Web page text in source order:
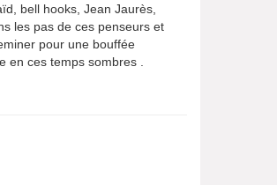
bell hooks, Jean Jaurès,
les pas de ces penseurs et
pour une bouffée
en ces temps sombres .